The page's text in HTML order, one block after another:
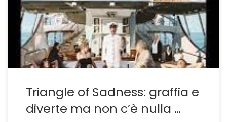
parte, l’ispirazione, la conoscenza del passato diventa
un valida alleata della creazione. È il caso della sua
ultima fatica Triangle of Sadness che pur […]
Triangle of Sadness: graffia e
diverte ma non c’è nulla …